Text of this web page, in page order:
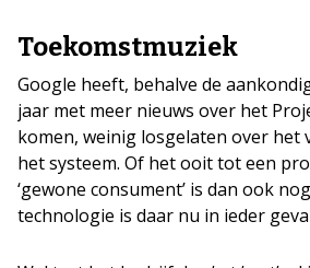
Toekomstmuziek
Google heeft, behalve de
jaar met meer nieuws over het
komen, weinig losgelaten over het
het systeem. Of het ooit tot een
‘gewone consument’ is dan ook
technologie is daar nu in ieder